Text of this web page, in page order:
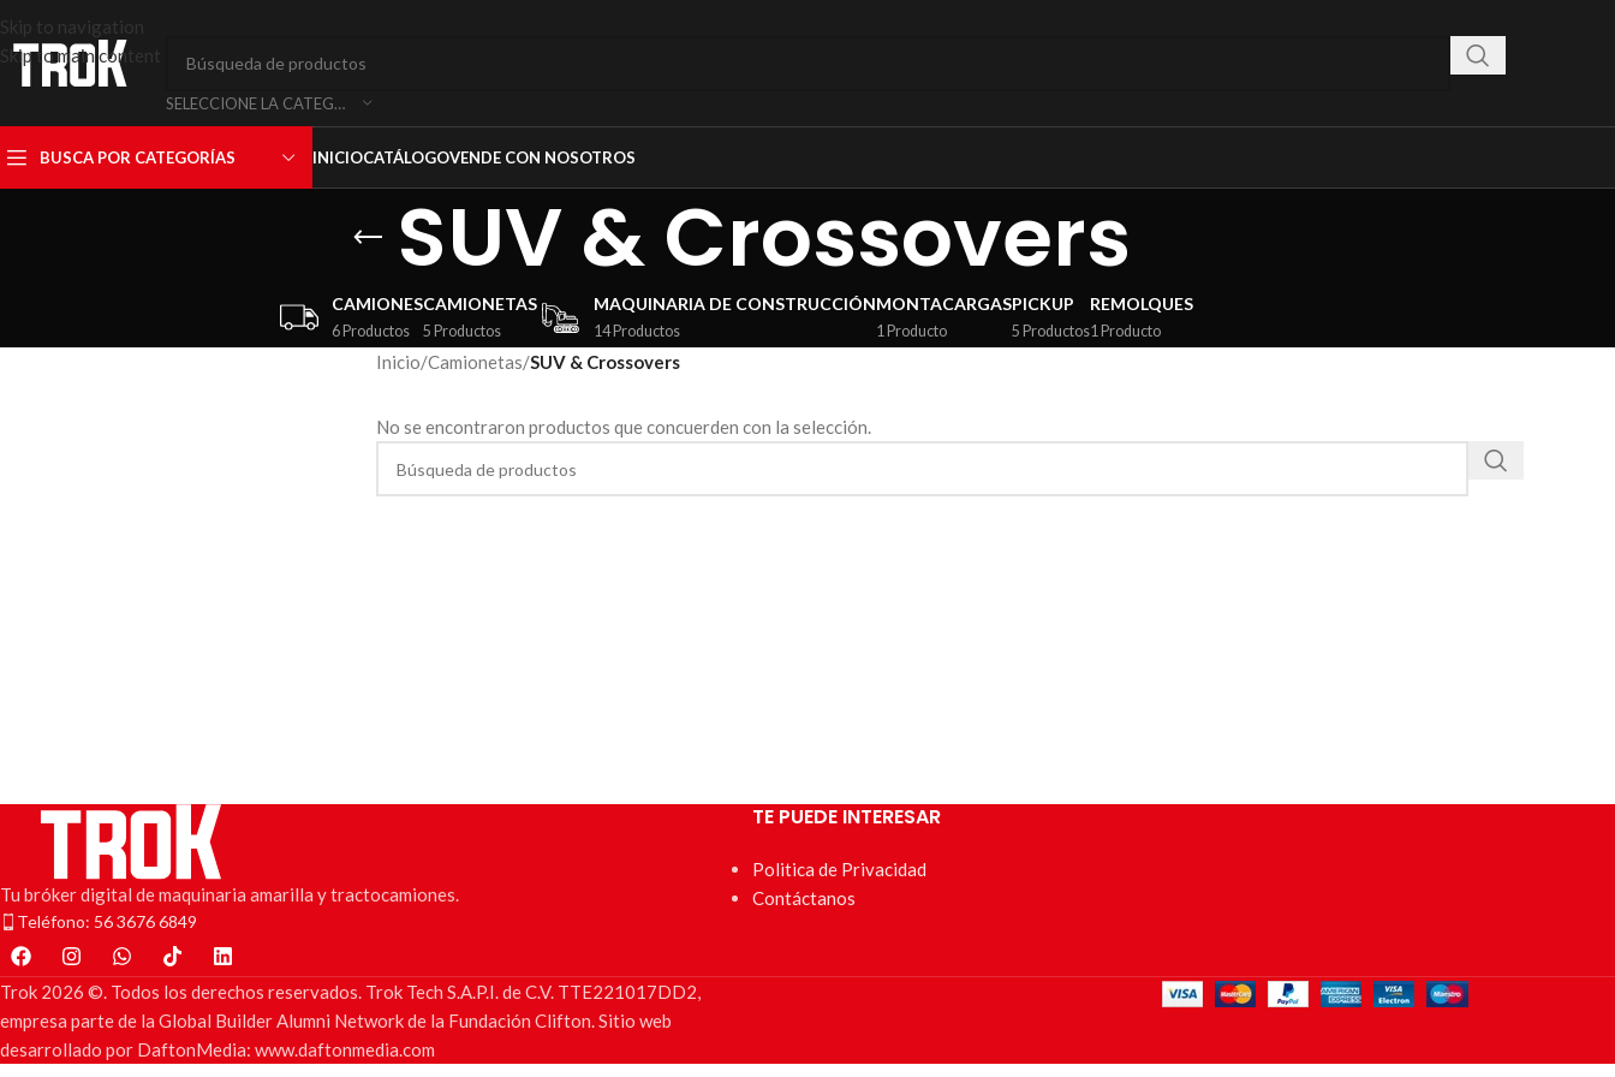
Skip to navigation
Skip to main content
SELECCIONE LA CATEGORÍA
BUSCA POR CATEGORÍAS INICIOCATÁLOGOVENDE CON NOSOTROS
SUV & Crossovers
CAMIONES
6 Productos
CAMIONETAS
5 Productos
MAQUINARIA DE CONSTRUCCIÓN
14 Productos
MONTACARGAS
1 Producto
PICKUP
5 Productos
REMOLQUES
1 Producto
Inicio/Camionetas/SUV & Crossovers
No se encontraron productos que concuerden con la selección.
Tu bróker digital de maquinaria amarilla y tractocamiones.
Teléfono: 56 3676 6849
TE PUEDE INTERESAR
Politica de Privacidad
Contáctanos
Trok 2026 ©. Todos los derechos reservados. Trok Tech S.A.P.I. de C.V. TTE221017DD2,
empresa parte de la Global Builder Alumni Network de la Fundación Clifton. Sitio web
desarrollado por DaftonMedia: www.daftonmedia.com